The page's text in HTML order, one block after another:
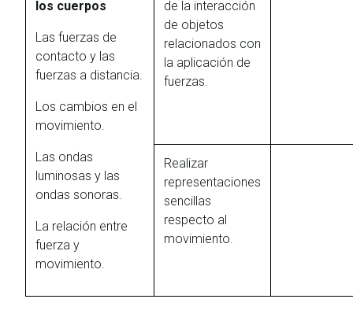
los cuerpos
Las fuerzas de
contacto y las
fuerzas a distancia.
Los cambios en el
movimiento.
Las ondas
luminosas y las
ondas sonoras.
La relación entre
fuerza y
movimiento.
de la interacción
de objetos
relacionados con
la aplicación de
fuerzas.
Realizar
representaciones
sencillas
respecto al
movimiento.